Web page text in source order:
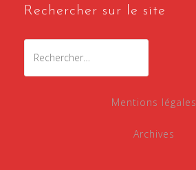
Rechercher sur le site
Mentions légales
Archives